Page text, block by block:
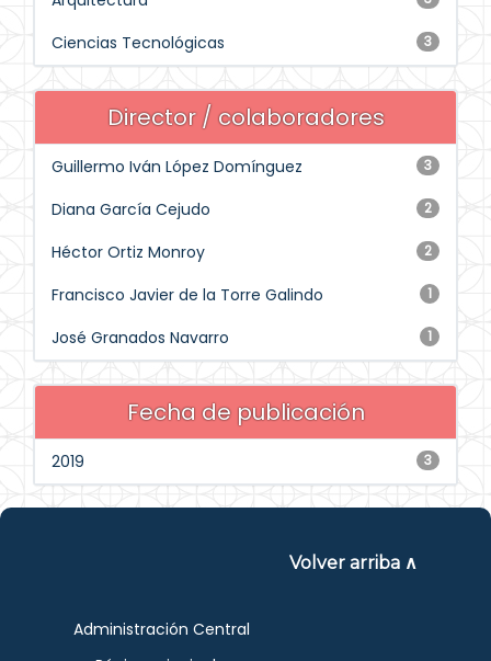
3
Ciencias Tecnológicas
Director / colaboradores
3
Guillermo Iván López Domínguez
2
Diana García Cejudo
2
Héctor Ortiz Monroy
1
Francisco Javier de la Torre Galindo
1
José Granados Navarro
Fecha de publicación
3
2019
Volver arriba ∧
Administración Central